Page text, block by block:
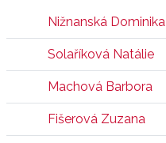
Nižnanská Dominika
Solaříková Natálie
Machová Barbora
Fišerová Zuzana